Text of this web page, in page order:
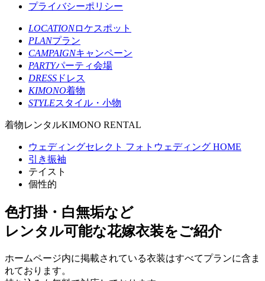
プライバシーポリシー
LOCATIONロケスポット
PLANプラン
CAMPAIGNキャンペーン
PARTYパーティ会場
DRESS ドレス
KIMONO着物
STYLEスタイル・小物
着物レンタルKIMONO RENTAL
ウェディングセレクト フォトウェディング HOME
引き振袖
テイスト
個性的
色打掛・白無垢など
レンタル可能な花嫁衣装をご紹介
ホームページ内に掲載されている衣装はすべてプランに含ま
れております。